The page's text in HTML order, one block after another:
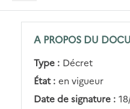
A PROPOS DU
Type : Décret
État : en vigueur
Date de signature :